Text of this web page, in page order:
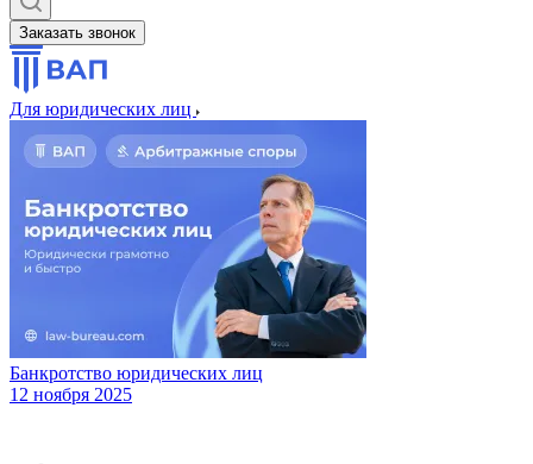
Заказать звонок
Для юридических лиц
Банкротство юридических лиц
12 ноября 2025